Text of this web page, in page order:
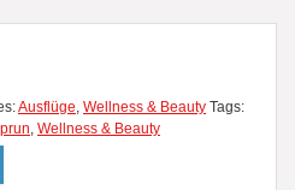
Ausflüge, Wellness & Beauty Tags:
, Wellness & Beauty